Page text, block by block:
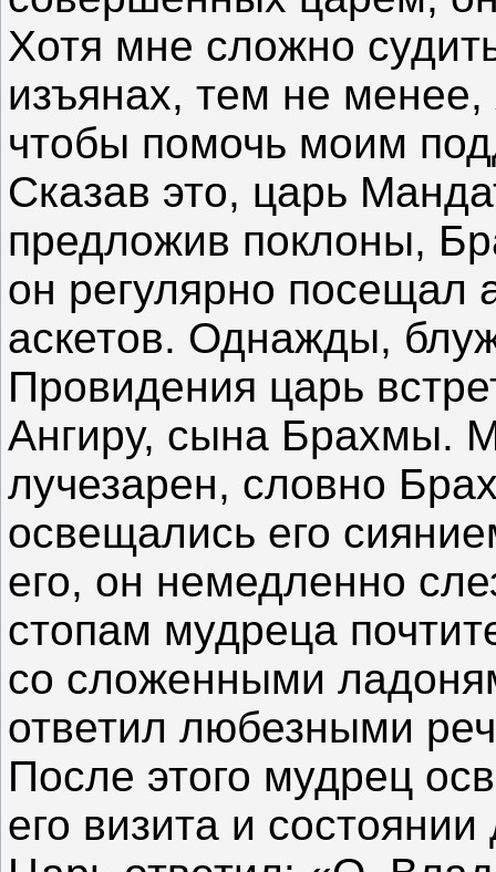
Хотя мне сложно
изъянах, тем не
чтобы помочь моим
Сказав это, царь
предложив поклоны,
он регулярно
аскетов. Однажды,
Провидения царь
Ангиру, сына Брахмы.
лучезарен, словно
освещались его
его, он немедленно
стопам мудреца
со сложенными
ответил любезными
После этого мудрец
его визита и